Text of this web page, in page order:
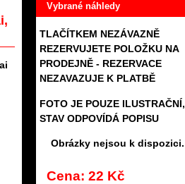
Vybrané náhledy
TLAČÍTKEM NEZÁVAZNĚ
REZERVUJETE POLOŽKU NA
PRODEJNĚ - REZERVACE
NEZAVAZUJE K PLATBĚ
FOTO JE POUZE ILUSTRAČNÍ,
STAV ODPOVÍDÁ POPISU
Obrázky nejsou k dispozici.
Cena: 22 Kč